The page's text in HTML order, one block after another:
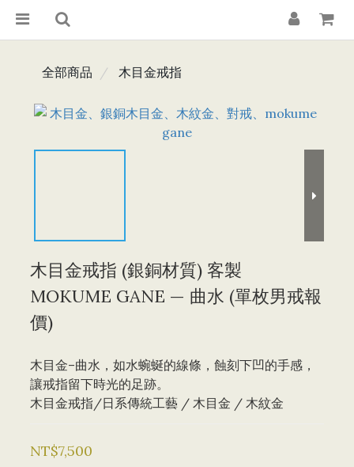
全部商品 木目金戒指
木目金戒指 (銀銅材質) 客製
MOKUME GANE — 曲水 (單枚男戒報
價)
木目金–曲水，如水蜿蜒的線條，蝕刻下凹的手感，
讓戒指留下時光的足跡。
木目金戒指/日系傳統工藝 / 木目金 / 木紋金
NT$7,500